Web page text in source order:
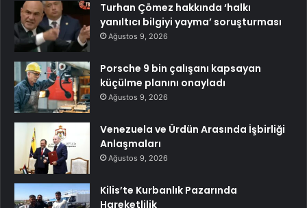
Turhan Çömez hakkında ‘halkı
yanıltıcı bilgiyi yayma’ soruşturması
Ağustos 9, 2026
Porsche 9 bin çalışanı kapsayan
küçülme planını onayladı
Ağustos 9, 2026
Venezuela ve Ürdün Arasında İşbirliği
Anlaşmaları
Ağustos 9, 2026
Kilis’te Kurbanlık Pazarında
Hareketlilik